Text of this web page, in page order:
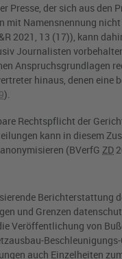
Presse, der sich aus den
mit Namensnennung
2021, 13 (17)), kann
Journalisten
Anspruchsgrundlagen
hinaus, denen
).
Rechtspflicht der
kann in diesem
(BVerfG ZD
Berichterstattung
und Grenzen
Veröffentlichung von
auch Einzelheiten